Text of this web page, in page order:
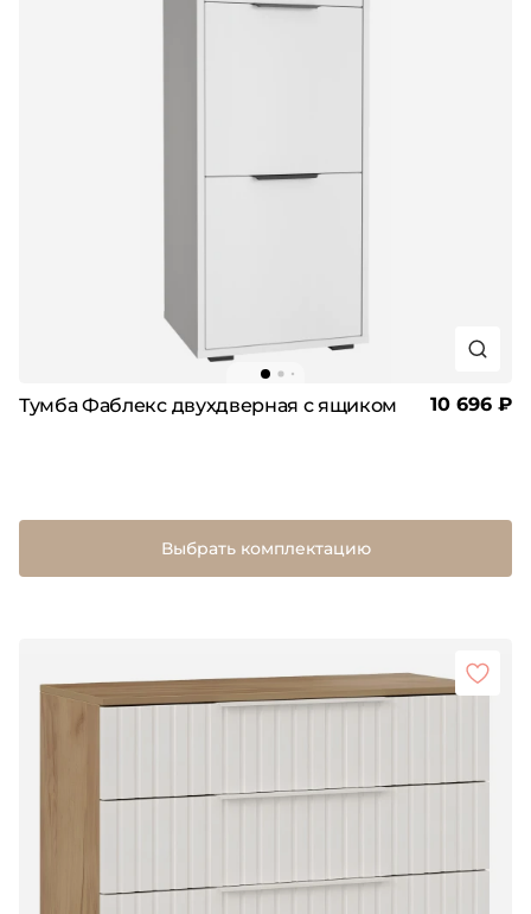
Тумба Фаблекс двухдверная с ящиком 10 696 ₽
Выбрать комплектацию